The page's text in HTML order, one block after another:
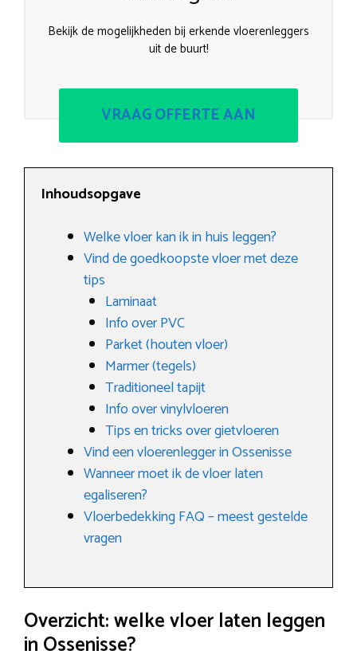
Bekijk de mogelijkheden bij erkende vloerenleggers
uit de buurt!
VRAAG OFFERTE AAN
Inhoudsopgave
Welke vloer kan ik in huis leggen?
Vind de goedkoopste vloer met deze
tips
Laminaat
Info over PVC
Parket (houten vloer)
Marmer (tegels)
Traditioneel tapijt
Info over vinylvloeren
Tips en tricks over gietvloeren
Vind een vloerenlegger in Ossenisse
Wanneer moet ik de vloer laten
egaliseren?
Vloerbedekking FAQ – meest gestelde
vragen
Overzicht: welke vloer laten leggen
in Ossenisse?